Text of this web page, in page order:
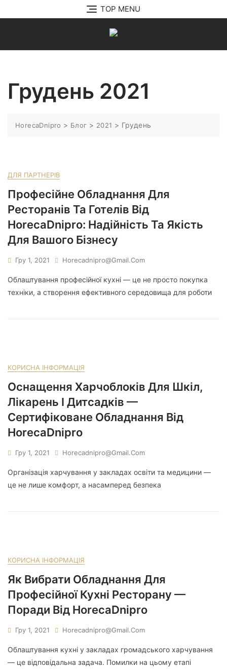
TOP MENU
Грудень 2021
HorecaDnipro > Блог > 2021 > Грудень
ДЛЯ ПАРТНЕРІВ
Професійне Обладнання Для
Ресторанів Та Готелів Від
HorecaDnipro: Надійність Та Якість
Для Вашого Бізнесу
Гру 1, 2021 Horecadnipro@gmail.com
Облаштування професійної кухні — це не просто покупка
техніки, а створення ефективного середовища для роботи
КОРИСНА ІНФОРМАЦІЯ
Оснащення Харчоблоків Для Шкіл,
Лікарень І Дитсадків —
Сертифіковане Обладнання Від
HorecaDnipro
Гру 1, 2021 Horecadnipro@gmail.com
Організація харчування у закладах освіти та медицини —
це не лише комфорт, а насамперед безпека
КОРИСНА ІНФОРМАЦІЯ
Як Вибрати Обладнання Для
Професійної Кухні Ресторану —
Поради Від HorecaDnipro
Гру 1, 2021 Horecadnipro@gmail.com
Облаштування кухні у закладах громадського харчування
— це відповідальна задача. Помилки на цьому етапі